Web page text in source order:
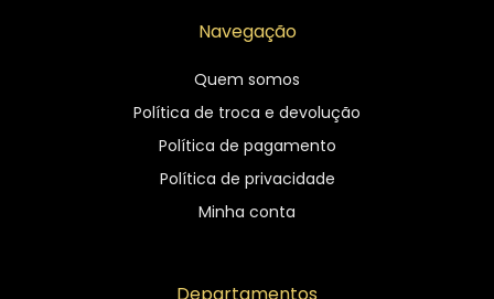
Navegação
Quem somos
Política de troca e devolução
Política de pagamento
Política de privacidade
Minha conta